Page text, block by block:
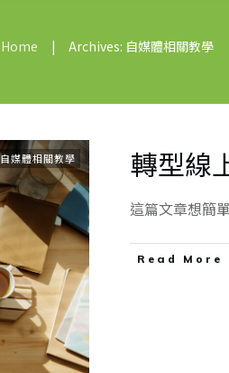
Home | Archives: 自媒體相關教學
自媒體相關教學 轉型線
這篇文章想簡
Read More